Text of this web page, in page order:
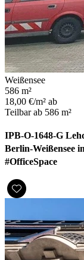
Weißensee
586 m²
18,00 €/m² ab
Teilbar ab 586 m²
IPB-O-1648-G
Berlin-Weißensee
#OfficeSpace